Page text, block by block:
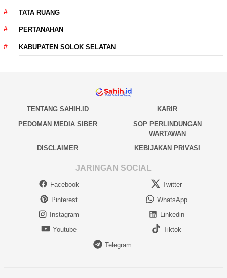
TATA RUANG
PERTANAHAN
KABUPATEN SOLOK SELATAN
TENTANG SAHIH.ID
KARIR
PEDOMAN MEDIA SIBER
SOP PERLINDUNGAN
WARTAWAN
DISCLAIMER
KEBIJAKAN PRIVASI
JARINGAN SOCIAL
Facebook
Twitter
Pinterest
WhatsApp
Instagram
Linkedin
Youtube
Tiktok
Telegram